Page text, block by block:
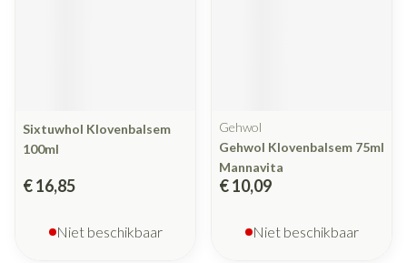
Sixtuwhol Klovenbalsem
100ml
€ 16,85
Niet beschikbaar
Gehwol
Gehwol Klovenbalsem 75ml
Mannavita
€ 10,09
Niet beschikbaar